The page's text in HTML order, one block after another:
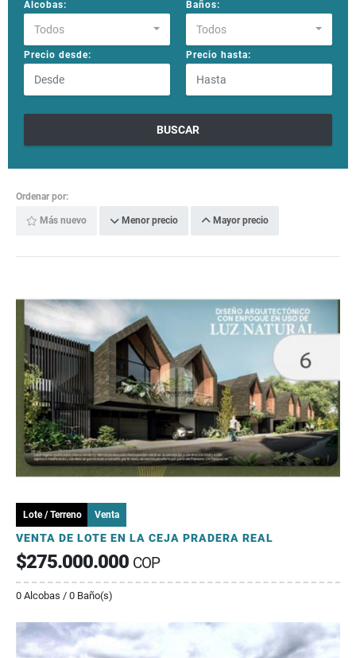
Alcobas:
Todos
Baños:
Todos
Precio desde: Precio hasta:
BUSCAR
Ordenar por:
Más nuevo Menor precio Mayor precio
Lote / Terreno Venta
VENTA DE LOTE EN LA CEJA PRADERA REAL
$275.000.000 COP
0 Alcobas / 0 Baño(s)